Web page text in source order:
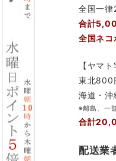
全国一
合計
全国ネ
【ヤマト
東北800
海道・
※離島、一
合計
配送業